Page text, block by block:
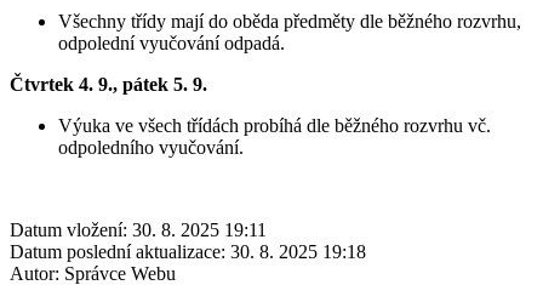
Všechny třídy mají do oběda předměty dle běžného rozvrhu,
odpolední vyučování odpadá.
Čtvrtek 4. 9., pátek 5. 9.
Výuka ve všech třídách probíhá dle běžného rozvrhu vč.
odpoledního vyučování.
Datum vložení: 30. 8. 2025 19:11
Datum poslední aktualizace: 30. 8. 2025 19:18
Autor: Správce Webu